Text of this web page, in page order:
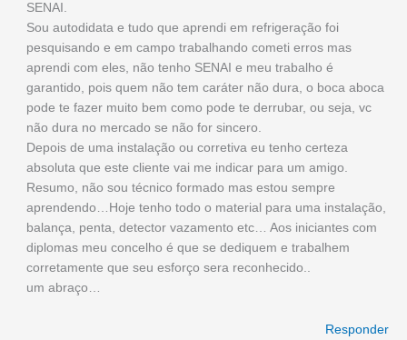
SENAI.
Sou autodidata e tudo que aprendi em refrigeração foi
pesquisando e em campo trabalhando cometi erros mas
aprendi com eles, não tenho SENAI e meu trabalho é
garantido, pois quem não tem caráter não dura, o boca aboca
pode te fazer muito bem como pode te derrubar, ou seja, vc
não dura no mercado se não for sincero.
Depois de uma instalação ou corretiva eu tenho certeza
absoluta que este cliente vai me indicar para um amigo.
Resumo, não sou técnico formado mas estou sempre
aprendendo…Hoje tenho todo o material para uma instalação,
balança, penta, detector vazamento etc… Aos iniciantes com
diplomas meu concelho é que se dediquem e trabalhem
corretamente que seu esforço sera reconhecido..
um abraço…
Responder